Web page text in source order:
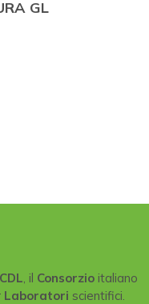
GL
CDL , il Consorzioitaliano
Laboratori scientifici.